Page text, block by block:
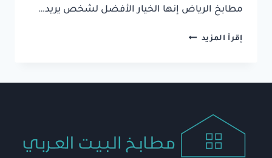
مطابخ الرياض إنها الخيار الأفضل لشخص يريد…
إقرأ المزيد فني
مطابخ